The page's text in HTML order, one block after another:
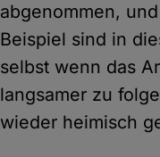
abgenommen,
Beispiel sind in
selbst wenn das
langsamer zu
wieder heimisch